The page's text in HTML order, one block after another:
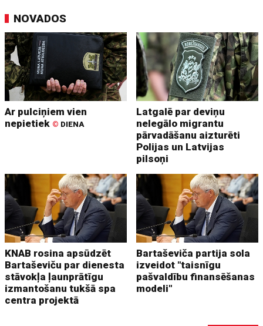
NOVADOS
Ar pulciņiem vien
nepietiek © DIENA
Latgalē par deviņu
nelegālo migrantu
pārvadāšanu aizturēti
Polijas un Latvijas
pilsoņi
KNAB rosina apsūdzēt
Bartaševiču par dienesta
stāvokļa ļaunprātīgu
izmantošanu tukšā spa
centra projektā
Bartaševiča partija sola
izveidot "taisnīgu
pašvaldību finansēšanas
modeli"